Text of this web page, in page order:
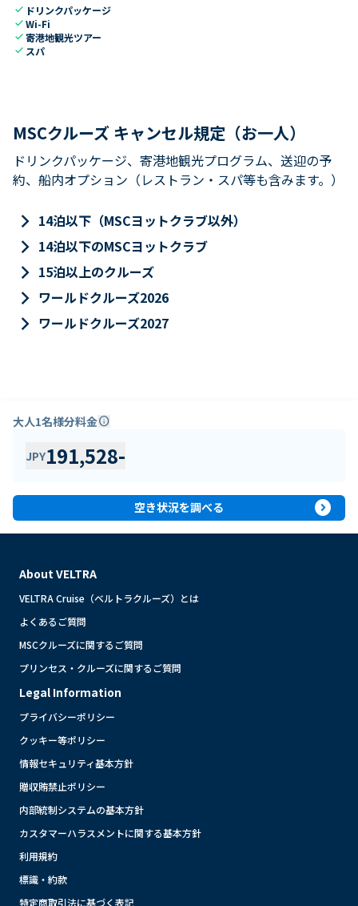
check ドリンクパッケージ
checkWi-Fi
check寄港地観光ツアー
check スパ
MSCクルーズ キャンセル規定（お一人）
ドリンクパッケージ、寄港地観光プログラム、送迎の予
約、船内オプション（レストラン・スパ等も含みます。）
keyboard_arrow_right 14泊以下（MSCヨットクラブ以外）
keyboard_arrow_right 14泊以下のMSCヨットクラブ
keyboard_arrow_right 15泊以上のクルーズ
keyboard_arrow_right ワールドクルーズ2026
keyboard_arrow_right ワールドクルーズ2027
大人1名様分料金info
JPY191,528-
空き状況を調べる expand_circle_right
About VELTRA
VELTRA Cruise（ベルトラクルーズ）とは
よくあるご質問
MSCクルーズに関するご質問
プリンセス・クルーズに関するご質問
Legal Information
プライバシーポリシー
クッキー等ポリシー
情報セキュリティ基本方針
贈収賄禁止ポリシー
内部統制システムの基本方針
カスタマーハラスメントに関する基本方針
利用規約
標識・約款
特定商取引法に基づく表記